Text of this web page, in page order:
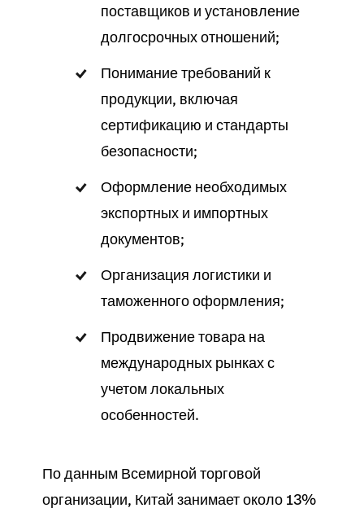
поставщиков и установление
долгосрочных отношений;
Понимание требований к
продукции, включая
сертификацию и стандарты
безопасности;
Оформление необходимых
экспортных и импортных
документов;
Организация логистики и
таможенного оформления;
Продвижение товара на
международных рынках с
учетом локальных
особенностей.
По данным Всемирной торговой
организации, Китай занимает около 13%